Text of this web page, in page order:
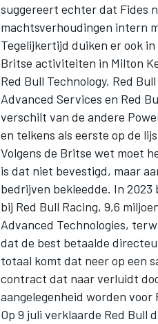
suggereert echter dat Fides
machtsverhoudingen intern
Tegelijkertijd duiken er ook
Britse activiteiten in Milton
Red Bull Technology, Red
Advanced Services en Red
verschilt van de andere
en telkens als eerste op de
Volgens de Britse wet moet
is dat niet bevestigd, maar
bedrijven bekleedde. In
bij Red Bull Racing, 9,6
Advanced Technologies,
dat de best betaalde
totaal komt dat neer op een
contract dat naar verluidt
aangelegenheid worden voor
Op 9 juli verklaarde Red Bull